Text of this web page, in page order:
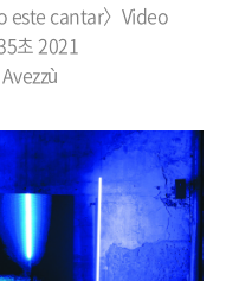
este cantar〉Video
초 2021